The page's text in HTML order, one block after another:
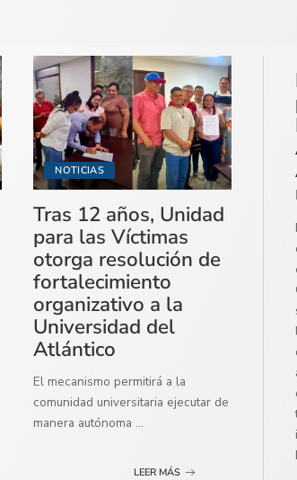
NOTICIAS
Tras 12 años, Unidad
para las Víctimas
otorga resolución de
fortalecimiento
organizativo a la
Universidad del
Atlántico
El mecanismo permitirá a la
comunidad universitaria ejecutar de
manera autónoma ...
LEER MÁS